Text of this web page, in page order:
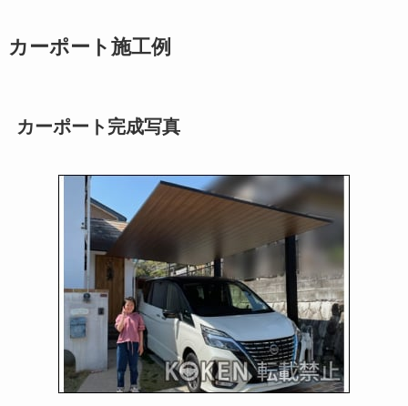
カーポート施工例
カーポート完成写真